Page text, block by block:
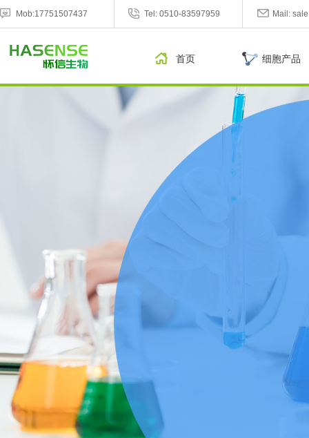
Mob:17751507437 Tel: 0510-83597959 Mail:
首页 细胞产品